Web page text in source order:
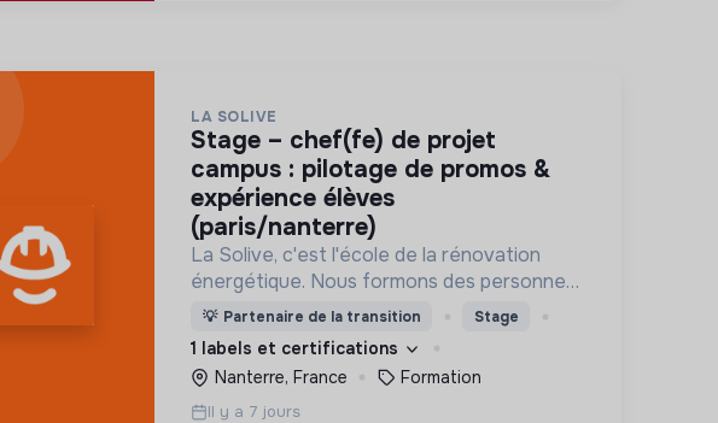
LA SOLIVE
stage – chef(fe) de projet
campus : pilotage de promos &
expérience élèves
(paris/nanterre)
La Solive, c'est l'école de la rénovation
énergétique. Nous formons des personnes
en reconversion aux métiers de la
rénovation énergétique : chefs de projet,
installateurs de pompe à chaleur, etc.
💡 Partenaire de la transition Stage
1 labels et certifications
Nanterre, France
Formation
Il y a 7 jours